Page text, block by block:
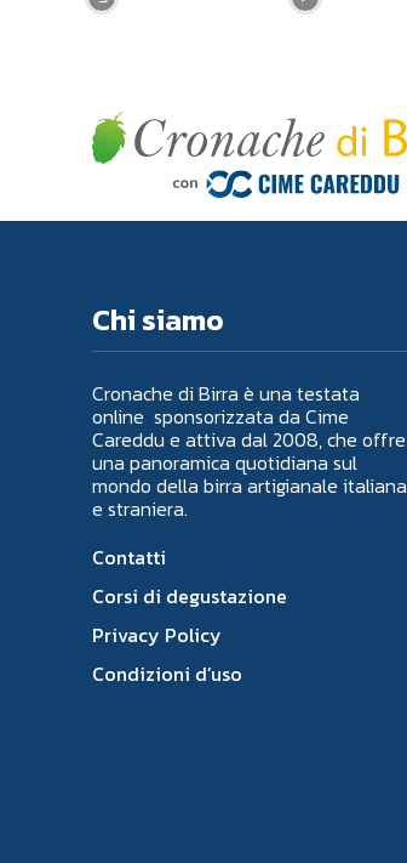
Chi siamo
Cronache di Birra è una testata
online sponsorizzata da Cime
Careddu e attiva dal 2008, che offre
una panoramica quotidiana sul
mondo della birra artigianale italiana
e straniera.
Contatti
Corsi di degustazione
Privacy Policy
Condizioni d’uso